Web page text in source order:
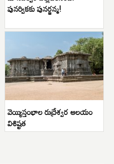
పునర్వికకు పునర్జన్మ!
వెయ్యిస్తంభాల రుద్రేశ్వర ఆలయం
విశిష్టత